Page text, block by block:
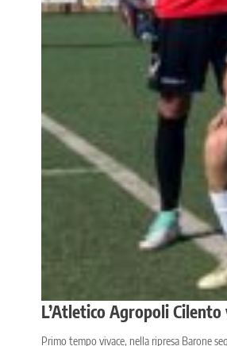
L’Atletico Agropoli
Primo tempo vivace, nella ripresa Barone